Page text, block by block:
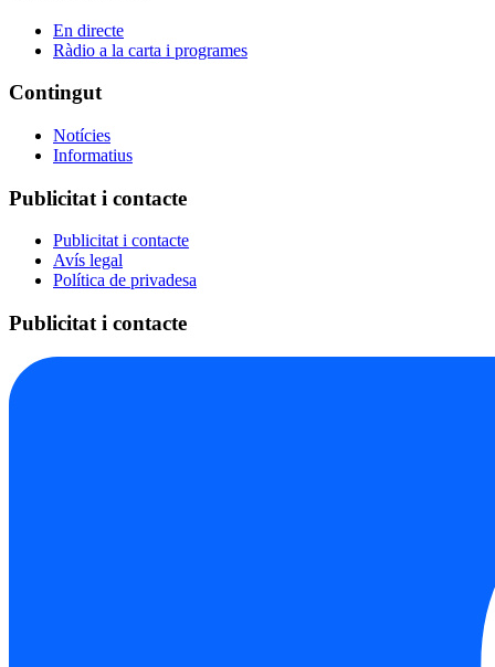
En directe
Ràdio a la carta i programes
Contingut
Notícies
Informatius
Publicitat i contacte
Publicitat i contacte
Avís legal
Política de privadesa
Publicitat i contacte